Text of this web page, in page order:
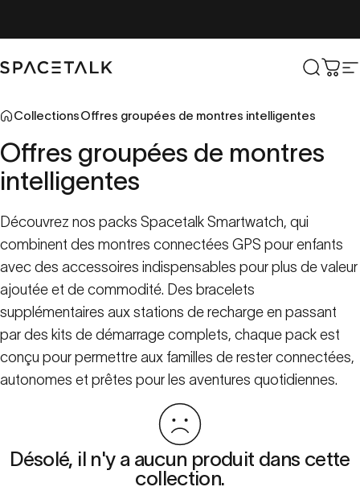
Parler de l'espace
CollectionsOffres groupées de montres intelligentes
Offres groupées de montres
intelligentes
Découvrez nos packs Spacetalk Smartwatch, qui
combinent des montres connectées GPS pour enfants
avec des accessoires indispensables pour plus de valeur
ajoutée et de commodité. Des bracelets
supplémentaires aux stations de recharge en passant
par des kits de démarrage complets, chaque pack est
conçu pour permettre aux familles de rester connectées,
autonomes et prêtes pour les aventures quotidiennes.
Désolé, il n'y a aucun produit dans cette
collection.